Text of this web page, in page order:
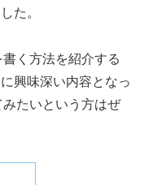
た。
く方法を紹介する
興味深い内容となっ
たいという方はぜ